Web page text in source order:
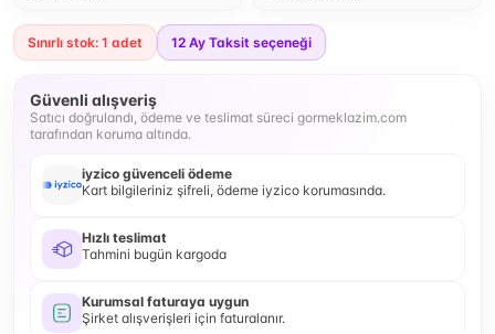
Sınırlı stok: 1 adet 12 Ay Taksit seçeneği
Güvenli alışveriş
Satıcı doğrulandı, ödeme ve teslimat süreci gormeklazim.com
tarafından koruma altında.
iyzico güvenceli ödeme
Kart bilgileriniz şifreli, ödeme iyzico korumasında.
Hızlı teslimat
Tahmini bugün kargoda
Kurumsal faturaya uygun
Şirket alışverişleri için faturalanır.